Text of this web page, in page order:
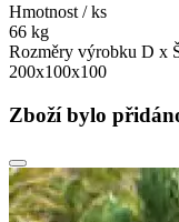
Hmotnost / ks
66 kg
Rozměry výrobku D x
200x100x100
Zboží bylo